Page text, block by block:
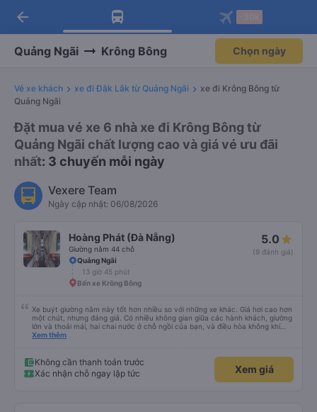
Tải app Vexere ngay!
Nhận ưu đãi thành viên độc
Mở app
Tải app Vexere
-30k/ghế khi đặt vé máy bay qua
Mở app
arrow_back
Quảng Ngãi Krông Bông Chọn ngày
Vé xe khách xe đi Đắk Lắk từ Quảng Ngãi
xe đi Krông Bông từ
Quảng Ngãi
Đặt mua vé xe 6 nhà xe đi Krông Bông từ
Quảng Ngãi chất lượng cao và giá vé ưu đãi
nhất: 3 chuyến mỗi ngày
Vexere Team
Ngày cập nhật: 06/08/2026
Hoàng Phát (Đà Nẵng)
Giường nằm 44 chỗ
5.0
(9 đánh giá)
Quảng Ngãi
13 giờ 45 phút
Bến xe Krông Bông
Xe buýt giường nằm này tốt hơn nhiều so với những xe khác. Giá hơi cao hơn
một chút, nhưng đáng giá. Có nhiều không gian giữa các hành khách, giường
lớn và thoải mái, hai chai nước ở chỗ ngồi của bạn, và điều hòa không khí
ngay tại chỗ ngồi mà bạn có thể bật tắt. Nhân viên thân thiện và tài xế lái xe
Xem thêm
Không cần thanh toán trước
Xác nhận chỗ ngay lập tức
Xem giá